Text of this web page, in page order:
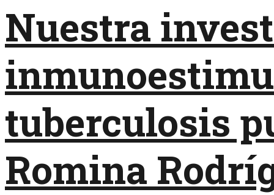
Nuestra
tuberculosis
Romina